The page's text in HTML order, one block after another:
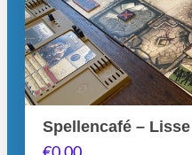
Spellencafé – Lisse